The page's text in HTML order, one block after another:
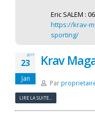
Eric SALEM :
https://krav-
sporting/
2017
23
Jan
Krav
Par
LIRE LA SUITE...